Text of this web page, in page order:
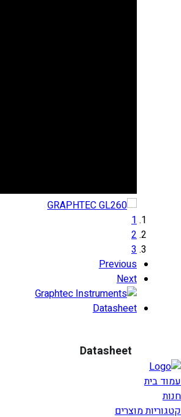
1
2
3
Previous
Next
Datasheet
Datasheet
עמוד בית
חנות
קטגוריות מוצרים